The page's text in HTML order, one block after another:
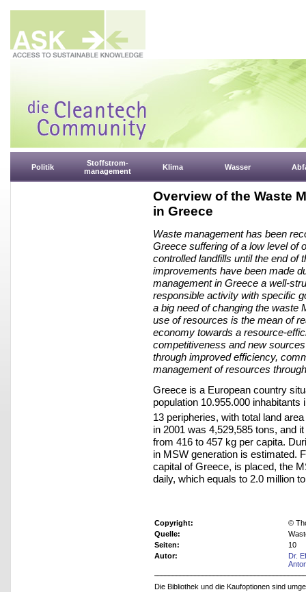
Politik
Stoffstrom-
management
Klima Wasser
Overview of the Waste
in Greece
Waste management has been
Greece suffering of a low level of
controlled landfills until the end of
improvements have been made
management in Greece a well-
responsible activity with specific
a big need of changing the waste
use of resources is the mean of
economy towards a resource-
competitiveness and new
through improved efficiency,
management of resources
Greece is a European country
population 10.955.000
13 peripheries, with total land
in 2001 was 4,529,585 tons, and
from 416 to 457 kg per capita.
in MSW generation is estimated.
capital of Greece, is placed, the
daily, which equals to 2.0 million
Copyright:
©
Quelle:
Seiten:
10
Autor:
Dr.
Die Bibliothek und die Kaufoptionen sind